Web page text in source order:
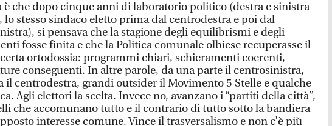
è che dopo cinque anni di laboratorio politico (destra e sinistra
lo stesso sindaco eletto prima dal centrodestra e poi dal
si pensava che la stagione degli equilibrismi e degli
fosse finita e che la Politica comunale olbiese recuperasse il
ortodossia: programmi chiari, schieramenti coerenti,
conseguenti. In altre parole, da una parte il centrosinistra,
il centrodestra, grandi outsider il Movimento 5 Stelle e qualche
Agli elettori la scelta. Invece no, avanzano i “partiti della città”,
che accomunano tutto e il contrario di tutto sotto la bandiera
interesse comune. Vince il trasversalismo e non c’è più